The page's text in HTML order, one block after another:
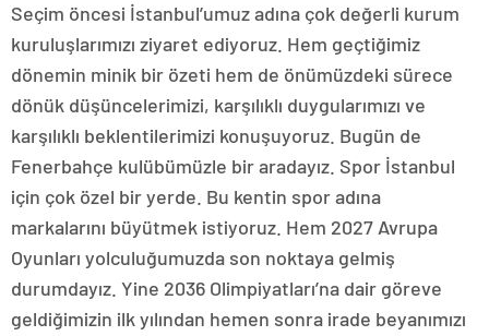
Seçim öncesi İstanbul’umuz adına çok değerli kurum
kuruluşlarımızı ziyaret ediyoruz. Hem geçtiğimiz
dönemin minik bir özeti hem de önümüzdeki sürece
dönük düşüncelerimizi, karşılıklı duygularımızı ve
karşılıklı beklentilerimizi konuşuyoruz. Bugün de
Fenerbahçe kulübümüzle bir aradayız. Spor İstanbul
için çok özel bir yerde. Bu kentin spor adına
markalarını büyütmek istiyoruz. Hem 2027 Avrupa
Oyunları yolculuğumuzda son noktaya gelmiş
durumdayız. Yine 2036 Olimpiyatları’na dair göreve
geldiğimizin ilk yılından hemen sonra irade beyanımızı